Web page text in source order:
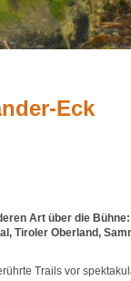
Eck
Art über die
Tiroler Oberland,
Trails vor